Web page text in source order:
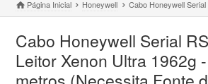
Página Inicial Honeywell Cabo Honeywell
Cabo Honeywell Serial
Leitor Xenon Ultra 1962g